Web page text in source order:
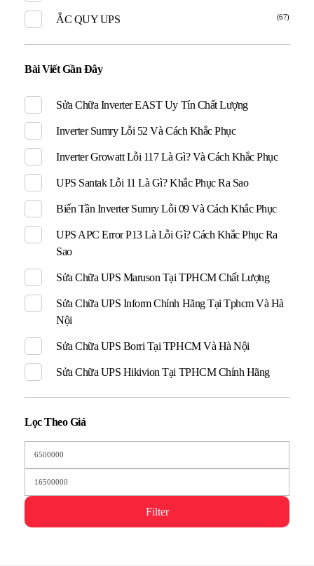
ẮC QUY UPS (67)
Bài Viết Gần Đây
Sửa Chữa Inverter EAST Uy Tín Chất Lượng
Inverter Sumry Lỗi 52 Và Cách Khắc Phục
Inverter Growatt Lỗi 117 Là Gì? Và Cách Khắc Phục
UPS Santak Lỗi 11 Là Gì? Khắc Phục Ra Sao
Biến Tần Inverter Sumry Lỗi 09 Và Cách Khắc Phục
UPS APC Error P13 Là Lỗi Gì? Cách Khắc Phục Ra
Sao
Sửa Chữa UPS Maruson Tại TPHCM Chất Lượng
Sửa Chữa UPS Inform Chính Hãng Tại Tphcm Và Hà
Nội
Sửa Chữa UPS Borri Tại TPHCM Và Hà Nội
Sửa Chữa UPS Hikivion Tại TPHCM Chính Hãng
Lọc Theo Giá
Filter